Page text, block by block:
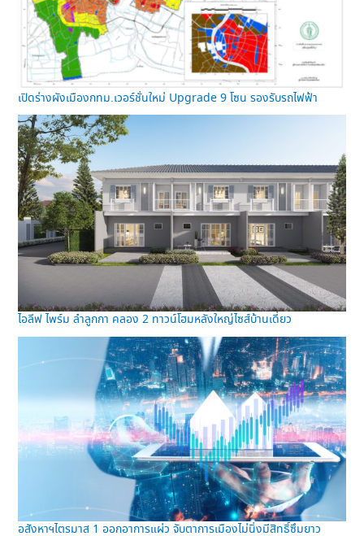
เปิดร่างผังเมืองกทม.เวอร์ชั่นใหม่ Upgrade 9 โซน รองรับรถไฟฟ้า
ไอลีฟ ไพร์ม ลำลูกกา คลอง 2 ทาวน์โฮมหลังใหญ่ไซส์บ้านเดี่ยว
อสังหาฯไตรมาส 1 ออกอาการแผ่ว จับตาการเมืองไม่นิ่งมีสิทธิ์ซึมยาว